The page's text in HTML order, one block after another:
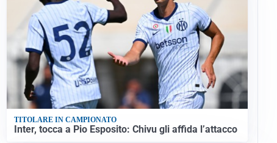
TITOLARE IN CAMPIONATO
Inter, tocca a Pio Esposito: Chivu gli affida l’attacco